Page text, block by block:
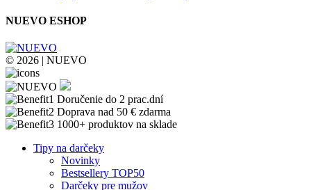
NUEVO ESHOP
© 2026 | NUEVO
Doručenie do 2 prac.dní
Doprava nad 50 € zdarma
1000+ produktov na sklade
Tipy na darčeky
Novinky
Bestsellery TOP50
Darčeky pre mužov